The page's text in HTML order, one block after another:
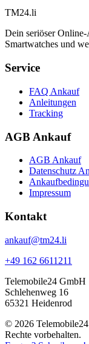
TM24.li
Dein seriöser
Smartwatches und
Service
FAQ Ankauf
Anleitungen
Tracking
AGB Ankauf
AGB Ankauf
Datenschutz
Impressum
Kontakt
ankauf@tm24.li
+49 162 6611211
Telemobile24 GmbH
Schlehenweg 16
65321 Heidenrod
© 2026
Rechte vorbehalten.